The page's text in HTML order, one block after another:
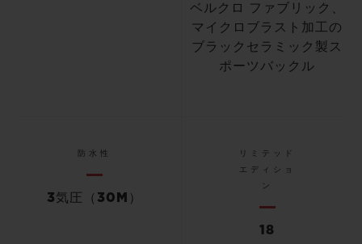
ベルクロ ファブリック、
マイクロブラスト加工の
ブラックセラミック製ス
ポーツバックル
防水性
3気圧（30M）
リミテッド
エディショ
ン
18